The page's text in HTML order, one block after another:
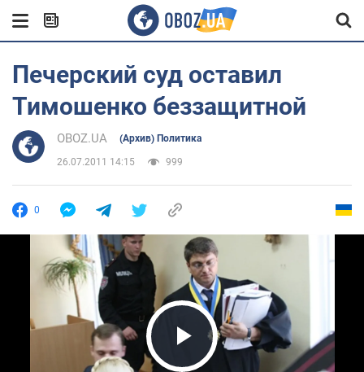
Печерский суд оставил
Тимошенко беззащитной
OBOZ.UA (Архив) Политика
26.07.2011 14:15 999
0